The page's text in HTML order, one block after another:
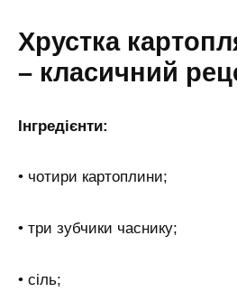
Хрустка
– класичний
Інгредієнти:
• чотири картоплини;
• три зубчики часнику;
• сіль;